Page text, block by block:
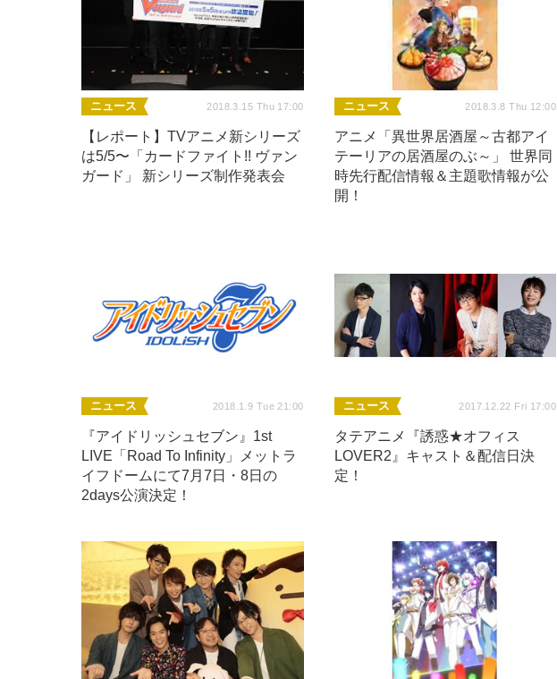
ニュース 2018.3.15 Thu 17:00
【レポート】TVアニメ新シリーズ
は5/5〜「カードファイト!! ヴァン
ガード」 新シリーズ制作発表会
ニュース 2018.3.8 Thu 12:00
アニメ「異世界居酒屋～古都アイ
テーリアの居酒屋のぶ～」 世界同
時先行配信情報＆主題歌情報が公
開！
ニュース 2018.1.9 Tue 21:00
『アイドリッシュセブン』1st
LIVE「Road To Infinity」メットラ
イフドームにて7月7日・8日の
2days公演決定！
ニュース 2017.12.22 Fri 17:00
タテアニメ『誘惑★オフィス
LOVER2』キャスト＆配信日決
定！